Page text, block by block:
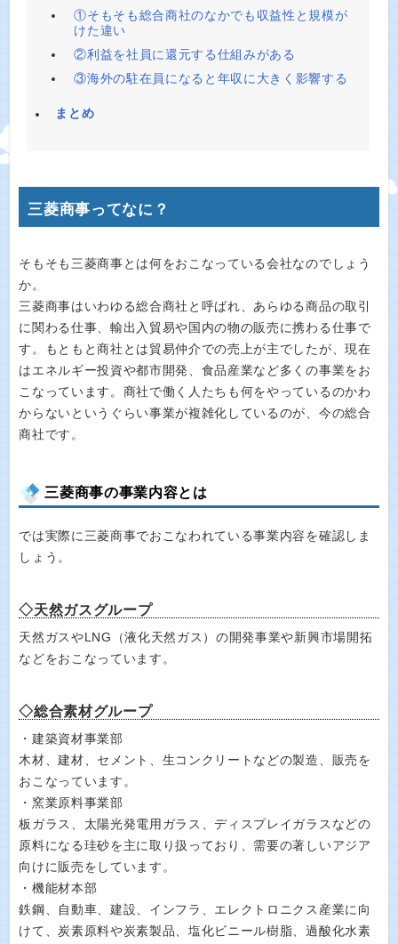
①そもそも総合商社のなかでも収益性と規模が
けた違い
②利益を社員に還元する仕組みがある
③海外の駐在員になると年収に大きく影響する
まとめ
三菱商事ってなに？
そもそも三菱商事とは何をおこなっている会社なのでしょう
か。
三菱商事はいわゆる総合商社と呼ばれ、あらゆる商品の取引
に関わる仕事、輸出入貿易や国内の物の販売に携わる仕事で
す。もともと商社とは貿易仲介での売上が主でしたが、現在
はエネルギー投資や都市開発、食品産業など多くの事業をお
こなっています。商社で働く人たちも何をやっているのかわ
からないというぐらい事業が複雑化しているのが、今の総合
商社です。
三菱商事の事業内容とは
では実際に三菱商事でおこなわれている事業内容を確認しま
しょう。
◇天然ガスグループ
天然ガスやLNG（液化天然ガス）の開発事業や新興市場開拓
などをおこなっています。
◇総合素材グループ
・建築資材事業部
木材、建材、セメント、生コンクリートなどの製造、販売を
おこなっています。
・窯業原料事業部
板ガラス、太陽光発電用ガラス、ディスプレイガラスなどの
原料になる珪砂を主に取り扱っており、需要の著しいアジア
向けに販売をしています。
・機能材本部
鉄鋼、自動車、建設、インフラ、エレクトロニクス産業に向
けて、炭素原料や炭素製品、塩化ビニール樹脂、過酸化水素